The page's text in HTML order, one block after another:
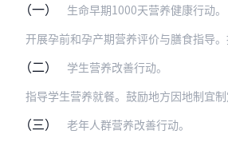
（一）
生命早期1000天营养健康行动。
（二）
学生营养改善行动。
（三）
老年人群营养改善行动。